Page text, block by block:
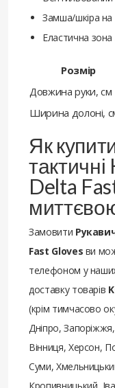
Замша/шкіра на
Еластична зона
Розмір
Довжина руки, см
Ширина долоні,
Як
Delta
Замовити
Fast Gloves ви
телефоном у
доставку товарів
(крім тимчасово
Дніпро,
Вінниця, Херсон,
Суми,